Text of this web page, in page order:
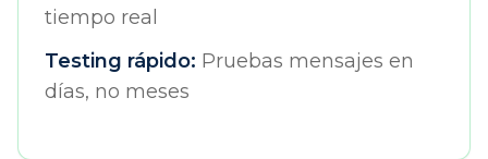
tiempo real
Testing rápido: Pruebas mensajes en
días, no meses